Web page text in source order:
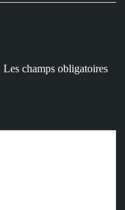
Les champs obligatoires